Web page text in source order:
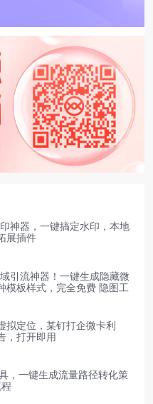
神器，一键搞定水印，本地
展插件
引流神器！一键生成隐藏微
模板样式，完全免费 隐图工
拟定位，某钉打企微卡利
，打开即用
，一键生成流量路径转化策